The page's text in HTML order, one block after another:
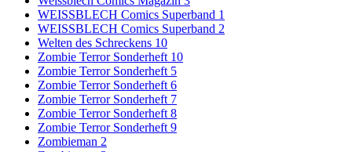
WEISSBLECH Comics Superband 1
WEISSBLECH Comics Superband 2
Welten des Schreckens 10
Zombie Terror Sonderheft 10
Zombie Terror Sonderheft 5
Zombie Terror Sonderheft 6
Zombie Terror Sonderheft 7
Zombie Terror Sonderheft 8
Zombie Terror Sonderheft 9
Zombieman 2